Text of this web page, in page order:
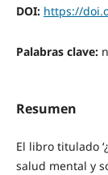
DOI: https://
Palabras clave:
Resumen
El libro titulado
salud mental y